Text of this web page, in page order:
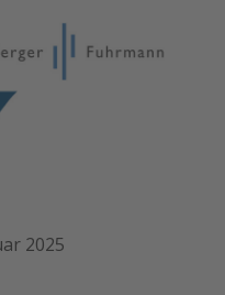
2025